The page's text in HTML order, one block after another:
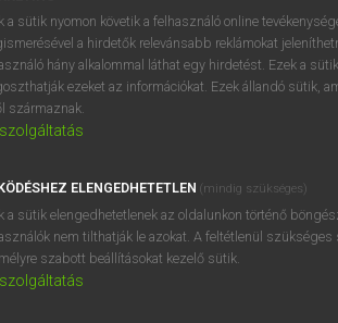
BELÉPÉS
a sütik nyomon követik a felhasználó online
a hirdetők relevánsabb reklámokat
hány alkalommal láthat egy hirdetést. Ezek a
ezeket az információkat. Ezek állandó sütik,
származnak.
szolgáltatás
ELENGEDHETETLEN (mindig szükséges)
a sütik elengedhetetlenek az oldalunkon történő
nem tilthatják le azokat. A feltétlenül
szabott beállításokat kezelő sütik.
szolgáltatás